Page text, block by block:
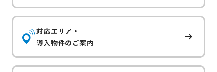
対応エリア・
導入物件のご案内